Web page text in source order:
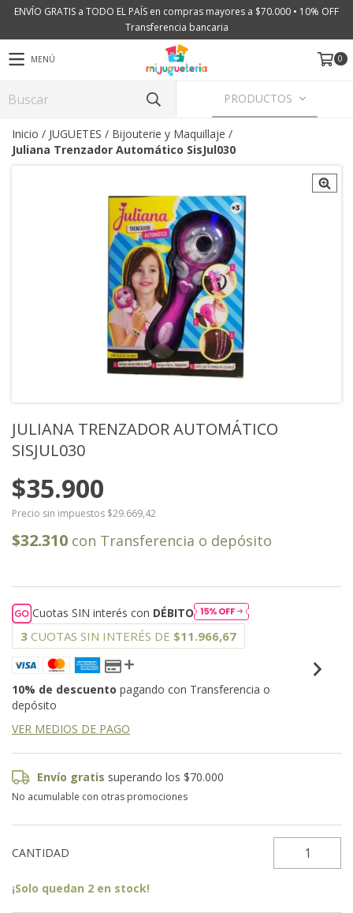
ENVÍO GRATIS a TODO EL PAÍS en compras mayores a $70.000 • 10% OFF
Transferencia bancaria
MENÚ 0
PRODUCTOS
Inicio / JUGUETES / Bijouterie y Maquillaje /
Juliana Trenzador Automático SisJul030
JULIANA TRENZADOR AUTOMÁTICO
SISJUL030
$35.900
Precio sin impuestos $29.669,42
$32.310 con Transferencia o depósito
Cuotas SIN interés con DÉBITO
3 CUOTAS SIN INTERÉS DE $11.966,67
10% de descuento pagando con Transferencia o
depósito
VER MEDIOS DE PAGO
Envío gratis superando los$70.000
No acumulable con otras promociones
CANTIDAD
¡Solo quedan 2 en stock!